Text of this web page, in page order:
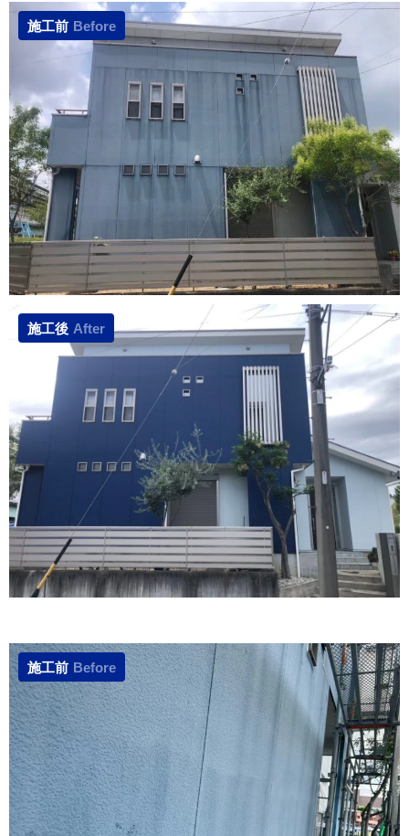
施工前 Before
施工後 After
施工前 Before